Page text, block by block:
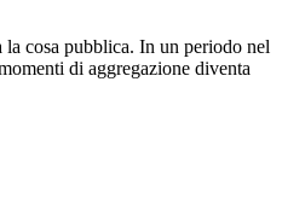
cosa pubblica. In un periodo nel
di aggregazione diventa